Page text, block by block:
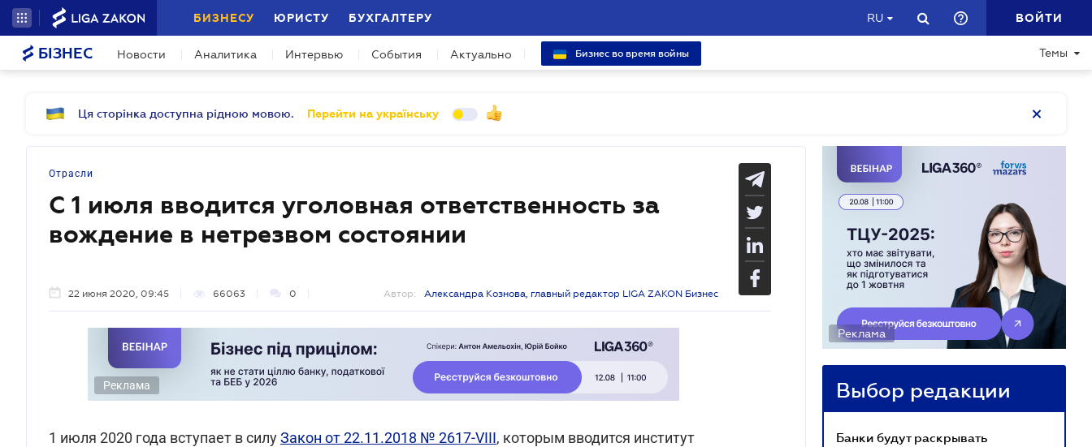
БИЗНЕСУ ЮРИСТУ БУХГАЛТЕРУ RU ВОЙТИ
БІЗНЕС Новости Аналитика Интервью События Актуально Бизнес во время войны Темы
Ця сторінка доступна рідною мовою. Перейти на українську
Отрасли
С 1 июля вводится уголовная ответственность за
вождение в нетрезвом состоянии
22 июня 2020, 09:45 66063 0 Автор: Александра Кознова, главный редактор LIGA ZAKON Бизнес
Реклама
1 июля 2020 года вступает в силуЗакон от 22.11.2018 № 2617-VIII, которым вводится институт
Реклама
Выбор редакции
Банки будут раскрывать